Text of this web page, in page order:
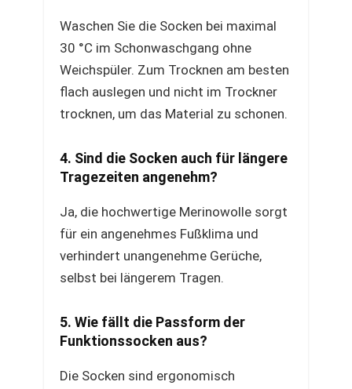
Waschen Sie die Socken bei maximal
30 °C im Schonwaschgang ohne
Weichspüler. Zum Trocknen am besten
flach auslegen und nicht im Trockner
trocknen, um das Material zu schonen.
4. Sind die Socken auch für längere
Tragezeiten angenehm?
Ja, die hochwertige Merinowolle sorgt
für ein angenehmes Fußklima und
verhindert unangenehme Gerüche,
selbst bei längerem Tragen.
5. Wie fällt die Passform der
Funktionssocken aus?
Die Socken sind ergonomisch